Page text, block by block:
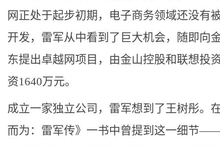
网正处于起步初期，电子商务领域还没有
开发，雷军从中看到了巨大机会，随即向
东提出卓越网项目，由金山控股和联想投
资1640万元。
成立一家独立公司，雷军想到了王树彤。
而为：雷军传》一书中曾提到这一细节